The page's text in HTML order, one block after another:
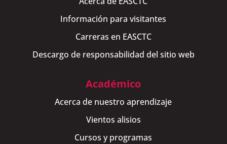
Información para visitantes
Carreras en EASCTC
Descargo de responsabilidad del sitio web
Académico
Acerca de nuestro aprendizaje
Vientos alisios
Cursos y programas